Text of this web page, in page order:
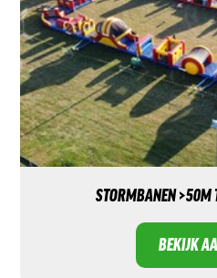
STORMBANEN >50M
BEKIJK